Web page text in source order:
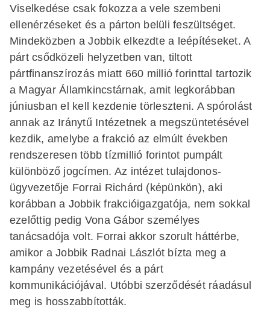
Viselkedése csak fokozza a vele szembeni
ellenérzéseket és a párton belüli feszültséget.
Mindeközben a Jobbik elkezdte a leépítéseket. A
párt csődközeli helyzetben van, tiltott
pártfinanszírozás miatt 660 millió forinttal tartozik
a Magyar Államkincstárnak, amit legkorábban
júniusban el kell kezdenie törleszteni. A spórolást
annak az Iránytű Intézetnek a megszüntetésével
kezdik, amelybe a frakció az elmúlt években
rendszeresen több tízmillió forintot pumpált
különböző jogcímen. Az intézet tulajdonos-
ügyvezetője Forrai Richárd (képünkön), aki
korábban a Jobbik frakcióigazgatója, nem sokkal
ezelőttig pedig Vona Gábor személyes
tanácsadója volt. Forrai akkor szorult háttérbe,
amikor a Jobbik Radnai Lászlót bízta meg a
kampány vezetésével és a párt
kommunikációjával. Utóbbi szerződését ráadásul
meg is hosszabbították.